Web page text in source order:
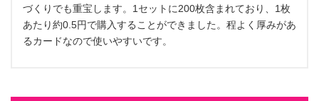
づくりでも重宝します。1セットに200枚含まれており、1枚
あたり約0.5円で購入することができました。程よく厚みがあ
るカードなので使いやすいです。